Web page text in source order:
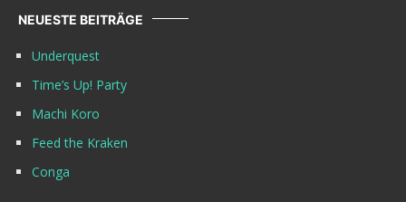
NEUESTE BEITRÄGE
Underquest
Time’s Up! Party
Machi Koro
Feed the Kraken
Conga